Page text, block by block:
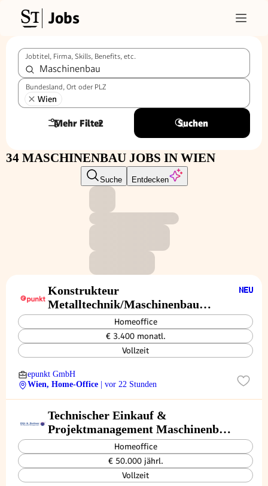
Jobs
Jobtitel, Firma, Skills, Benefits, etc.
Bundesland, Ort oder PLZ
Wien
Mehr Filter
2 Suchen
34 MASCHINENBAU JOBS IN WIEN
Suche Entdecken
Konstrukteur
Metalltechnik/Maschinenbau
(w/m/x)
Homeoffice
€ 3.400 monatl.
Vollzeit
epunkt GmbH
Wien, Home-Office
| vor 22 Stunden
Technischer Einkauf &
Projektmanagement Maschinenbau
(m/w/d)
Homeoffice
€ 50.000 jährl.
Vollzeit